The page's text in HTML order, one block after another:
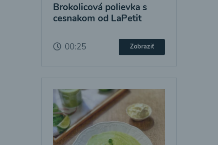
Brokolicová polievka s
cesnakom od LaPetit
00:25 Zobraziť